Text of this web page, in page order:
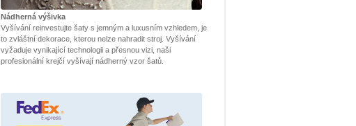
Nádherná výšivka
Vyšívání reinvestujte šaty s jemným a luxusním vzhledem, je
to zvláštní dekorace, kterou nelze nahradit stroj. Vyšívání
vyžaduje vynikající technologii a přesnou vizi, naši
profesionální krejčí vyšívají nádherný vzor šatů.